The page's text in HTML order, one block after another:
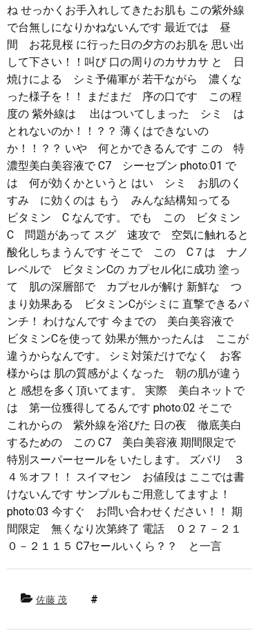
ね せっかくお手入れしてきたお肌も この紫外線
で台無しになりかねないんです 最近では 昼
間 お花見桜 に行った日の夕方のお肌を 思い出
して下さい！！叫び 口の周りのカサカサ と 日
焼けによる シミ予備軍が 若干ながら 濃くな
った様子を！！ まだまだ 序の口です この程
度の 紫外線は 出はついてしまった シミ は
とれないのか！！？？ 薄くはできないの
か！！？？ いや 何とかできるんです この 特
濃型美白美容液で C7 シーセブン photo:01 で
は 何が効くかというと はい シミ お肌のく
すみ に効くのは もう みんな結構知ってる
ビタミン C なんです。 でも この ビタミン
C 問題があって スグ 速攻で 空気に触れると
酸化しちまうんです そこで この C７は ナノ
レベルで ビタミンCの カプセル化に成功 塗っ
て 肌の深層部で カプセルが解け 新鮮な つ
まり効果ある ビタミンCがシミに 直撃できるパ
ンチ！ わけなんです 今までの 美白美容液で
ビタミンCを使って 効果が無かったんは ここが
違うからなんです。 シミ対策だけでなく お客
様からは 肌の質感がよくなった 朝の肌が違う
と 感想を多く頂いてます。 実際 美白ネットで
は 第一位獲得してるんです photo:02 そこで
これからの 紫外線を浴びた 日の夜 徹底美白
するための この C7 美白美容液 期間限定で
特別スーパーセールを いたします。 ズバリ ３
４％オフ！！ スイマセン お値段は ここでは書
けないんです サンプルもご用意してますよ！
photo:03 今すぐ お問い合わせください！！ 期
間限定 無くなり次第終了 電話 ０２７－２１
０－２１１５ C7セールいくら？？ と一言
佐藤 茂